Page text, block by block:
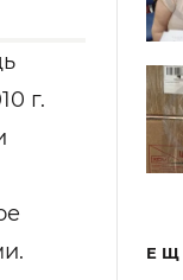
г.